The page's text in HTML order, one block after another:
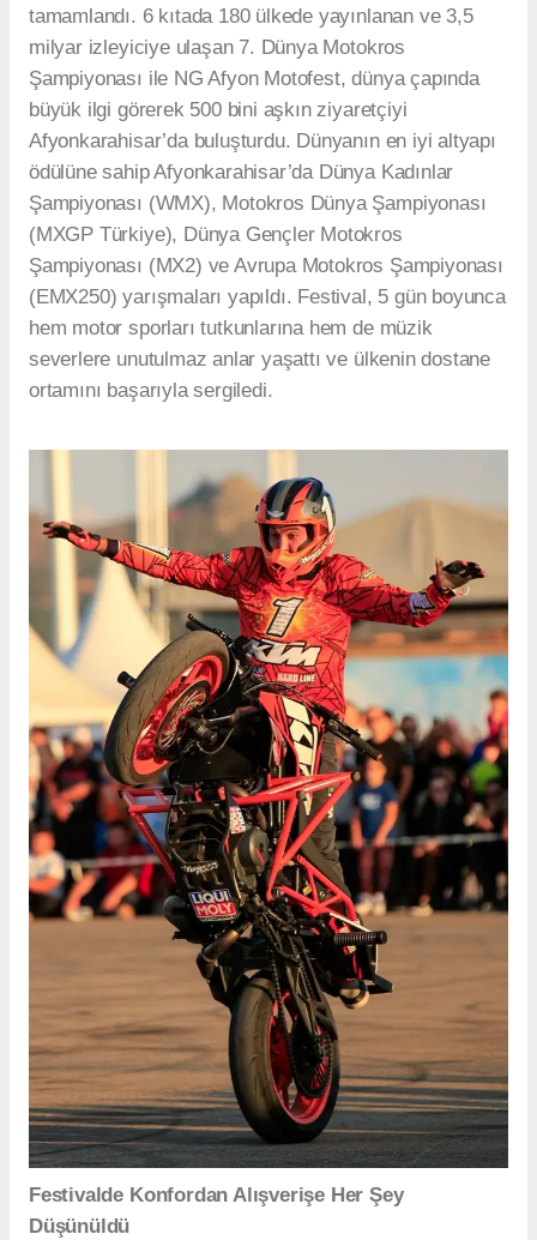
tamamlandı. 6 kıtada 180 ülkede yayınlanan ve 3,5
milyar izleyiciye ulaşan 7. Dünya Motokros
Şampiyonası ile NG Afyon Motofest, dünya çapında
büyük ilgi görerek 500 bini aşkın ziyaretçiyi
Afyonkarahisar’da buluşturdu. Dünyanın en iyi altyapı
ödülüne sahip Afyonkarahisar’da Dünya Kadınlar
Şampiyonası (WMX), Motokros Dünya Şampiyonası
(MXGP Türkiye), Dünya Gençler Motokros
Şampiyonası (MX2) ve Avrupa Motokros Şampiyonası
(EMX250) yarışmaları yapıldı. Festival, 5 gün boyunca
hem motor sporları tutkunlarına hem de müzik
severlere unutulmaz anlar yaşattı ve ülkenin dostane
ortamını başarıyla sergiledi.
Festivalde Konfordan Alışverişe Her Şey
Düşünüldü